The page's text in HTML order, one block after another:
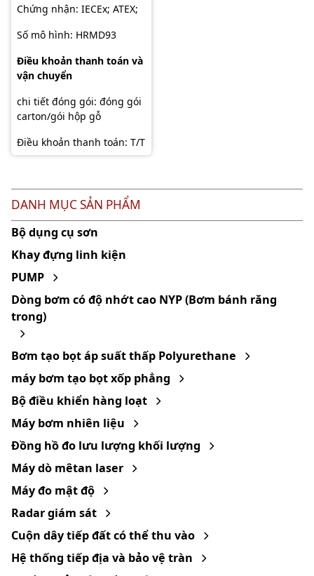
Chứng nhận: IECEx; ATEX;
Số mô hình: HRMD93
Điều khoản thanh toán và
vận chuyển
chi tiết đóng gói: đóng gói
carton/gói hộp gỗ
Điều khoản thanh toán: T/T
DANH MỤC SẢN PHẨM
Bộ dụng cụ sơn
Khay đựng linh kiện
PUMP
Dòng bơm có độ nhớt cao NYP (Bơm bánh răng
trong)
Bơm tạo bọt áp suất thấp Polyurethane
máy bơm tạo bọt xốp phẳng
Bộ điều khiển hàng loạt
Máy bơm nhiên liệu
Đồng hồ đo lưu lượng khối lượng
Máy dò mêtan laser
Máy đo mật độ
Radar giám sát
Cuộn dây tiếp đất có thể thu vào
Hệ thống tiếp địa và bảo vệ tràn